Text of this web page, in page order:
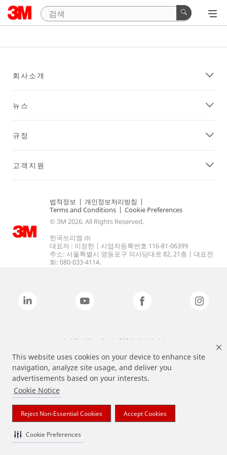
This website uses cookies on your device to enhance site
navigation, analyze site usage, and deliver you
advertisements based on your interests.
Cookie Notice
Reject Non-Essential Cookies Accept Cookies
Cookie Preferences
회사소개
뉴스
규정
고객지원
법적정보 | 개인정보처리방침 |
Terms and Conditions | Cookie Preferences
© 3M 2026. All Rights Reserved.
한국쓰리엠 ㈜
대표자 : 이정한 | 사업자등록번호 116-81-06399
주소: 서울특별시 영등포구 의사당대로 82, 21층 | 대표전
화: 080-033-4114.
상기 열거된 브랜드는 3M의 상표입니다.